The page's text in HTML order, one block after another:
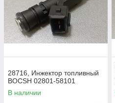
28716, Инжектор топливный
BOCSH 02801-58101
В наличии